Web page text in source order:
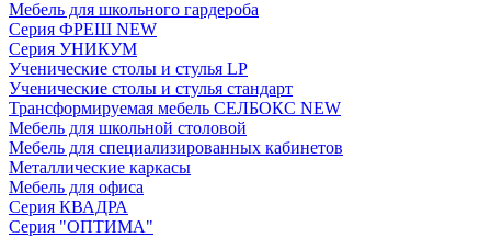
Мебель для школьного гардероба
Серия ФРЕШ NEW
Серия УНИКУМ
Ученические столы и стулья LP
Ученические столы и стулья стандарт
Трансформируемая мебель СЕЛБОКС NEW
Мебель для школьной столовой
Мебель для специализированных кабинетов
Металлические каркасы
Мебель для офиса
Серия КВАДРА
Серия "ОПТИМА"